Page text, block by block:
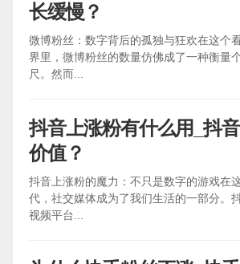
长缓慢？
微博粉丝：数字背后的孤独与狂欢在这个
界里，微博粉丝的数量仿佛成了一种衡量
尺。然而...
抖音上涨粉有什么用_抖
价值？
抖音上涨粉的魔力：不只是数字的游戏在
代，社交媒体成为了我们生活的一部分。
视频平台...